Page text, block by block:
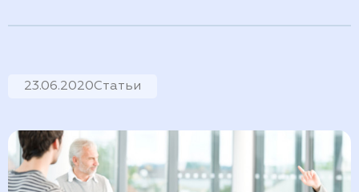
23.06.2020Статьи